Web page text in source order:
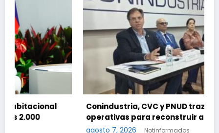
Conindustria, CVC y PNUD trazan fases
operativas para reconstruir a Venezuela
Notinformados